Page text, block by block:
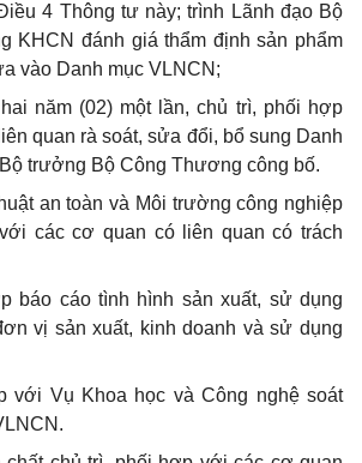
4 Thông tư này; trình Lãnh đạo Bộ
KHCN đánh giá thẩm định sản phẩm
vào Danh mục VLNCN;
năm (02) một lần, chủ trì, phối hợp
quan rà soát, sửa đổi, bổ sung Danh
trưởng Bộ Công Thương công bố.
an toàn và Môi trường công nghiệp
các cơ quan có liên quan có trách
báo cáo tình hình sản xuất, sử dụng
vị sản xuất, kinh doanh và sử dụng
với Vụ Khoa học và Công nghệ soát